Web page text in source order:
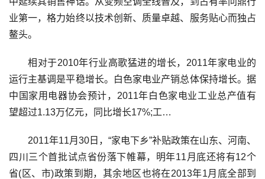
业第一，格力始终以技术创新、质量卓越、服务贴心而独占
鳌头。
相对于2010年行业高歌猛进的增长，2011年家电业的
运行主基调是平稳增长。白色家电业产销总体保持增长。据
中国家用电器协会预计，2011年白色家电业工业总产值有
望超过1.13万亿元，同比增长17%;工…
2011年11月30日，“家电下乡”补贴政策在山东、河南、
四川三个首批试点省份落下帷幕，明年11月底还将有12个
省(区、市)政策到期，其余地区也将在2013年1月底全部到